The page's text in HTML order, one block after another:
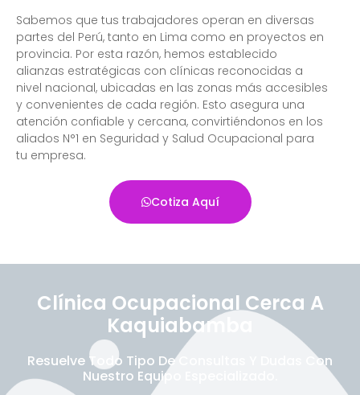
Sabemos que tus trabajadores operan en diversas
partes del Perú, tanto en Lima como en proyectos en
provincia. Por esta razón, hemos establecido
alianzas estratégicas con clínicas reconocidas a
nivel nacional, ubicadas en las zonas más accesibles
y convenientes de cada región. Esto asegura una
atención confiable y cercana, convirtiéndonos en los
aliados N°1 en Seguridad y Salud Ocupacional para
tu empresa.
Cotiza Aquí
Clínica Ocupacional Cerca A
Kaquiabamba
Resuelve Todo Tipo De Consultas Y Dudas Con
Nuestro Equipo Especializado.